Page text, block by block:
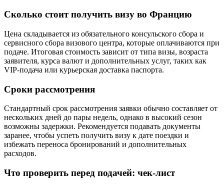
Сколько стоит получить визу во Францию
Цена складывается из обязательного консульского сбора и
сервисного сбора визового центра, которые оплачиваются при
подаче. Итоговая стоимость зависит от типа визы, возраста
заявителя, курса валют и дополнительных услуг, таких как
VIP‑подача или курьерская доставка паспорта.
Сроки рассмотрения
Стандартный срок рассмотрения заявки обычно составляет от
нескольких дней до пары недель, однако в высокий сезон
возможны задержки. Рекомендуется подавать документы
заранее, чтобы успеть получить визу к дате поездки и
избежать переноса бронирований и дополнительных
расходов.
Что проверить перед подачей: чек‑лист